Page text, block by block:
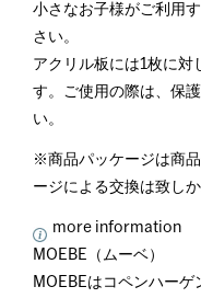
小さなお子様がご利用
さい。
アクリル板には1枚に対
す。ご使用の際は、保
い。
※商品パッケージは商
ージによる交換は致し
more information
MOEBE（ムーベ）
MOEBEはコペンハー